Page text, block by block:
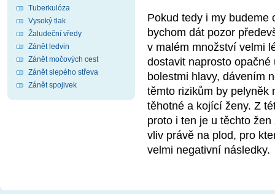
Pokud tedy i my
bychom dát pozor
v malém množství velmi
dostavit naprosto
bolestmi hlavy, dávením
těmto rizikům by pelyněk
těhotné a kojící ženy. Z
proto i ten je u těchto
vliv právě na plod, pro
velmi negativní následky.
Tuberkulóza
Vysoký tlak
Žaludeční vředy
Zánět ledvin
Zánět močových cest
Zánět slepého střeva
Zánět spojivek